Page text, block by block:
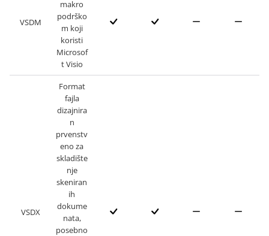
VSDM
makro
podrško
m koji
koristi
Microsof
t Visio
VSDX
Format
fajla
dizajnira
n
prvenstv
eno za
skladište
nje
skeniran
ih
dokume
nata,
posebno